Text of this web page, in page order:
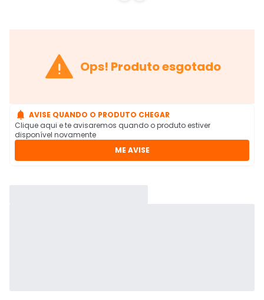
 Ops! Produto esgotado
 AVISE QUANDO O PRODUTO CHEGAR
Clique aqui e te avisaremos quando o produto estiver
disponível novamente
ME AVISE